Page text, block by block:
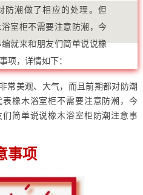
防潮做了相应的处理。但
室柜不需要注意防潮，今
就来和朋友们简单说说橡
项，详情如下：
美观、大气，而且前期都对防潮
橡木浴室柜不需要注意防潮，今
简单说说橡木浴室柜防潮注意事
事项